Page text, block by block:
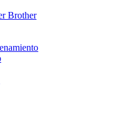
Brother